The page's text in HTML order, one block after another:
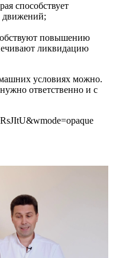
способствует
движений;
повышению
ликвидацию
условиях можно.
ответственно и с